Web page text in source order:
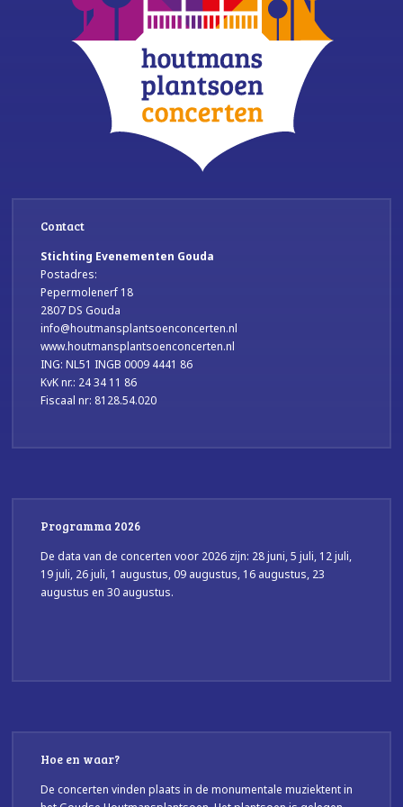
Contact
Stichting Evenementen Gouda
Postadres:
Pepermolenerf 18
2807 DS Gouda
info@houtmansplantsoenconcerten.nl
www.houtmansplantsoenconcerten.nl
ING: NL51 INGB 0009 4441 86
KvK nr.: 24 34 11 86
Fiscaal nr: 8128.54.020
Programma 2026
De data van de concerten voor 2026 zijn: 28 juni, 5 juli, 12 juli,
19 juli, 26 juli, 1 augustus, 09 augustus, 16 augustus, 23
augustus en 30 augustus.
Hoe en waar?
De concerten vinden plaats in de monumentale muziektent in